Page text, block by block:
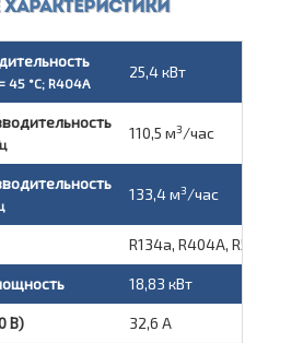
= 45 °C; R404A
25,4 кВт
110,5 м3/час
133,4 м3/час
R134a, R404A, R507A,
18,83 кВт
В) 32,6 A